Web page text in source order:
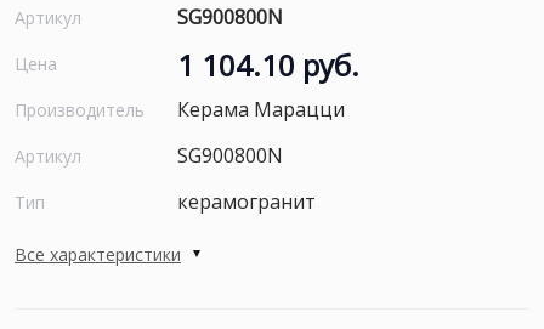
Артикул SG900800N
Цена 1 104.10 руб.
Производитель Керама Марацци
Артикул SG900800N
Тип керамогранит
Все характеристики